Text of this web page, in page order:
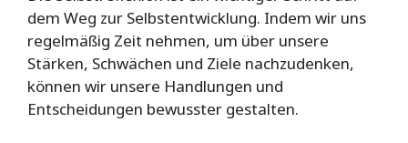
dem Weg zur Selbstentwicklung. Indem wir uns
regelmäßig Zeit nehmen, um über unsere
Stärken, Schwächen und Ziele nachzudenken,
können wir unsere Handlungen und
Entscheidungen bewusster gestalten.